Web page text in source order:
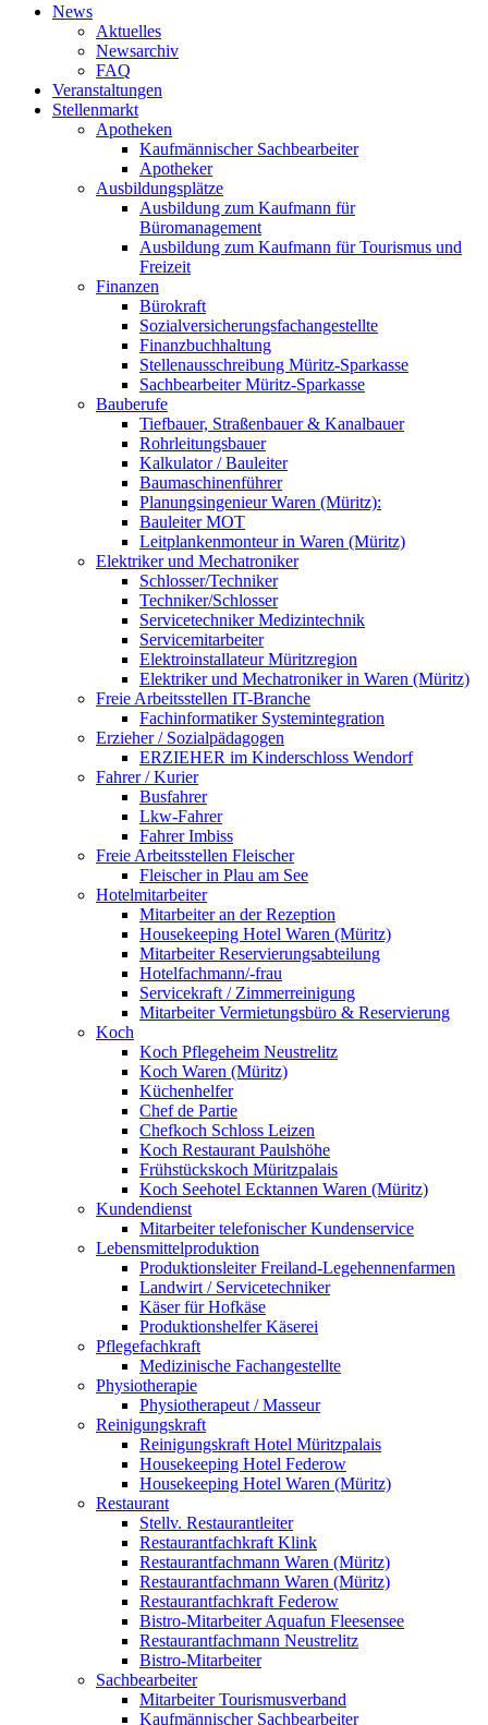
News
Aktuelles
Newsarchiv
FAQ
Veranstaltungen
Stellenmarkt
Apotheken
Kaufmännischer Sachbearbeiter
Apotheker
Ausbildungsplätze
Ausbildung zum Kaufmann für
Büromanagement
Ausbildung zum Kaufmann für Tourismus und
Freizeit
Finanzen
Bürokraft
Sozialversicherungsfachangestellte
Finanzbuchhaltung
Stellenausschreibung Müritz-Sparkasse
Sachbearbeiter Müritz-Sparkasse
Bauberufe
Tiefbauer, Straßenbauer & Kanalbauer
Rohrleitungsbauer
Kalkulator / Bauleiter
Baumaschinenführer
Planungsingenieur Waren (Müritz):
Bauleiter MOT
Leitplankenmonteur in Waren (Müritz)
Elektriker und Mechatroniker
Schlosser/Techniker
Techniker/Schlosser
Servicetechniker Medizintechnik
Servicemitarbeiter
Elektroinstallateur Müritzregion
Elektriker und Mechatroniker in Waren (Müritz)
Freie Arbeitsstellen IT-Branche
Fachinformatiker Systemintegration
Erzieher / Sozialpädagogen
ERZIEHER im Kinderschloss Wendorf
Fahrer / Kurier
Busfahrer
Lkw-Fahrer
Fahrer Imbiss
Freie Arbeitsstellen Fleischer
Fleischer in Plau am See
Hotelmitarbeiter
Mitarbeiter an der Rezeption
Housekeeping Hotel Waren (Müritz)
Mitarbeiter Reservierungsabteilung
Hotelfachmann/-frau
Servicekraft / Zimmerreinigung
Mitarbeiter Vermietungsbüro & Reservierung
Koch
Koch Pflegeheim Neustrelitz
Koch Waren (Müritz)
Küchenhelfer
Chef de Partie
Chefkoch Schloss Leizen
Koch Restaurant Paulshöhe
Frühstückskoch Müritzpalais
Koch Seehotel Ecktannen Waren (Müritz)
Kundendienst
Mitarbeiter telefonischer Kundenservice
Lebensmittelproduktion
Produktionsleiter Freiland-Legehennenfarmen
Landwirt / Servicetechniker
Käser für Hofkäse
Produktionshelfer Käserei
Pflegefachkraft
Medizinische Fachangestellte
Physiotherapie
Physiotherapeut / Masseur
Reinigungskraft
Reinigungskraft Hotel Müritzpalais
Housekeeping Hotel Federow
Housekeeping Hotel Waren (Müritz)
Restaurant
Stellv. Restaurantleiter
Restaurantfachkraft Klink
Restaurantfachmann Waren (Müritz)
Restaurantfachmann Waren (Müritz)
Restaurantfachkraft Federow
Bistro-Mitarbeiter Aquafun Fleesensee
Restaurantfachmann Neustrelitz
Bistro-Mitarbeiter
Sachbearbeiter
Mitarbeiter Tourismusverband
Kaufmännischer Sachbearbeiter